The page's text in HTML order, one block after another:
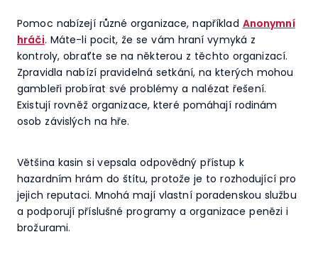
Pomoc nabízejí různé organizace, například Anonymní
hráči. Máte-li pocit, že se vám hraní vymyká z
kontroly, obraťte se na některou z těchto organizací.
Zpravidla nabízí pravidelná setkání, na kterých mohou
gambleři probírat své problémy a nalézat řešení.
Existují rovněž organizace, které pomáhají rodinám
osob závislých na hře.
Většina kasin si vepsala odpovědný přístup k
hazardním hrám do štítu, protože je to rozhodující pro
jejich reputaci. Mnohá mají vlastní poradenskou službu
a podporují příslušné programy a organizace penězi i
brožurami.